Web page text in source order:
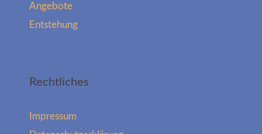
Angebote
Entstehung
Rechtliches
Impressum